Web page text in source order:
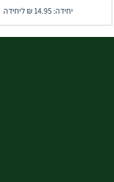
יחידה: 14.95 ₪ ליחידה